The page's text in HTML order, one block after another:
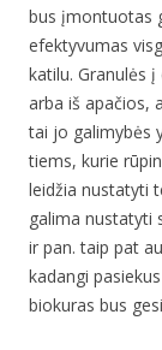
bus įmontuotas
efektyvumas
katilu. Granulės
arba iš apačios,
tai jo galimybės
tiems, kurie
leidžia nustatyti
galima nustatyti
ir pan. taip pat
kadangi
biokuras bus